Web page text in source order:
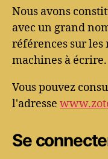
Nous avons
avec un grand
références sur les
machines à écrire.
Vous pouvez
l'adresse
Se